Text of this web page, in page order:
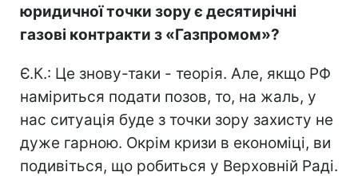
юридичної точки зору є десятирічні
газові контракти з «Газпромом»?
Є.К.: Це знову-таки - теорія. Але, якщо РФ
наміриться подати позов, то, на жаль, у
нас ситуація буде з точки зору захисту не
дуже гарною. Окрім кризи в економіці, ви
подивіться, що робиться у Верховній Раді.